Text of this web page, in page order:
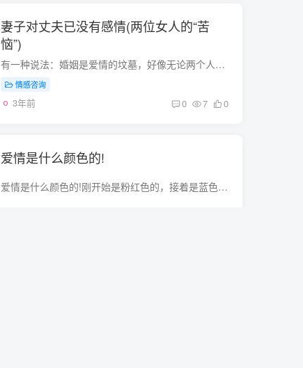
妻子对丈夫已没有感情(两位女人的“苦
恼”)
有一种说法：婚姻是爱情的坟墓，好像无论两个人爱的多么热火朝天、多么如胶似漆，但是他们一旦迈入婚姻，那么迎接他们的就是鸡飞狗跳和一地鸡毛的生活。在长久的摩擦中，女人便渐渐丧失了对于爱...
情感咨询
3年前 0 7 0
爱情是什么颜色的!
爱情是什么颜色的!刚开始是粉红色的，接着是蓝色的，然后是红色的，最后是白色的！！！！！！ 哈哈，我的感觉而已类似爱情歌词一、简介：《类似爱情》是萧亚轩演唱的一首歌，由易家扬填词，小安...